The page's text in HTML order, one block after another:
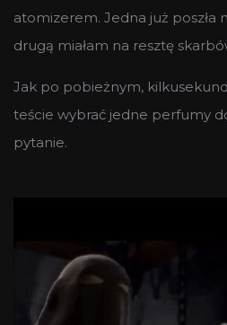
atomizerem. Jedna już poszła
drugą miałam na resztę
Jak po pobieżnym,
teście wybrać jedne perfumy
pytanie.